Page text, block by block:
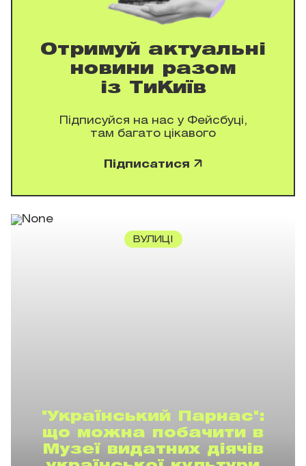
ВУЛИЦІ
"Український Парнас":
що можна побачити в
Музеї видатних діячів
Отримуй актуальні
новини разом
із ТиКиїв
Підписуйся на нас у Фейсбуці,
там багато цікавого
Підписатися